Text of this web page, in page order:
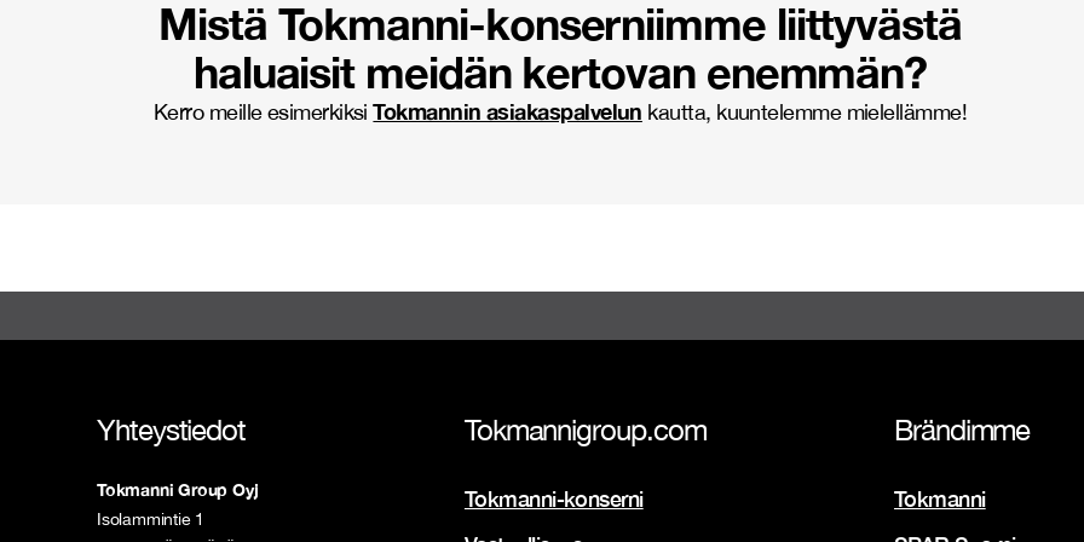
Mistä Tokmanni-konserniimme liittyvästä
haluaisit meidän kertovan enemmän?
Kerro meille esimerkiksiTokmannin asiakaspalvelun kautta, kuuntelemme mielellämme!
Yhteystiedot
Tokmanni Group Oyj
Isolammintie 1
Tokmannigroup.com
Tokmanni-konserni
Brändimme
Tokmanni